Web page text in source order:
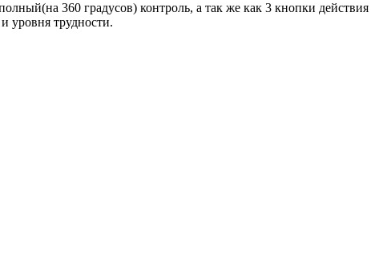
360 градусов) контроль, а так же как 3 кнопки действия
уровня трудности.